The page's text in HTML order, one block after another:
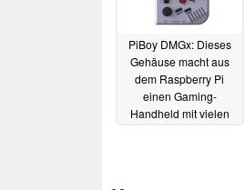
PiBoy DMGx: Dieses
Gehäuse macht aus
dem Raspberry Pi
einen Gaming-
Handheld mit vielen